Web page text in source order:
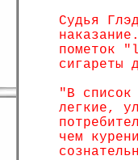
Судья
пометок
сигареты
"В
легкие,
чем